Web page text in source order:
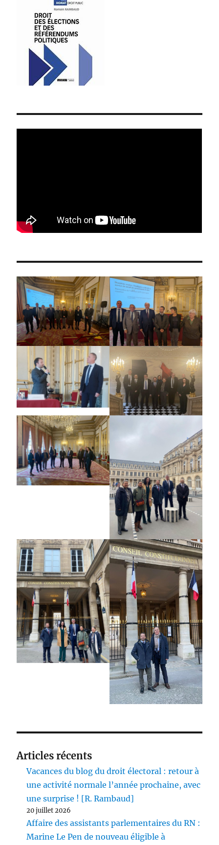
Articles récents
Vacances du blog du droit électoral : retour à
une activité normale l’année prochaine, avec
une surprise ! [R. Rambaud]
20 juillet 2026
Affaire des assistants parlementaires du RN :
Marine Le Pen de nouveau éligible à